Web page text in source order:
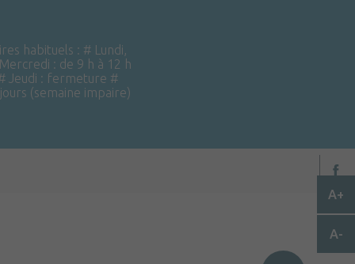
habituels : # Lundi,
: de 9 h à 12 h
Jeudi : fermeture #
(semaine impaire)
A+
A-